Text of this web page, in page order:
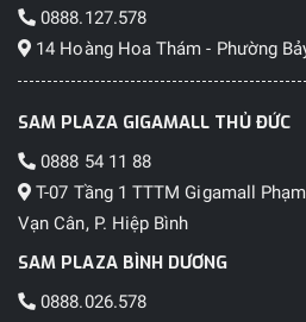
0888.127.578
14 Hoàng Hoa Thám - Phường
SAM PLAZA GIGAMALL THỦ ĐỨC
0888 54 11 88
T-07 Tầng 1 TTTM Gigamall
Vạn Cân, P. Hiệp Bình
SAM PLAZA BÌNH DƯƠNG
0888.026.578